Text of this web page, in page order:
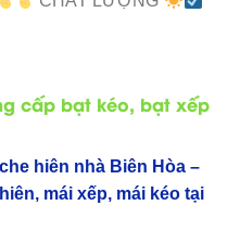
cấp bạt kéo, bạt xếp
hiên nhà Biên Hòa –
mái xếp, mái kéo tại